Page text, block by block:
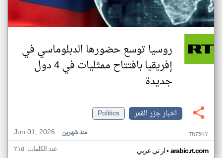
روسيا توسع حضورها الدبلوماسي في
إفريقيا بافتتاح ممثليات في 4 دول
جديدة
اخبار جزر القمر
Politics
Jun 01, 2026
منذ شهرين TN75KY
ار تي عربي• arabic.rt.com عدد الكلمات: ٢١٥